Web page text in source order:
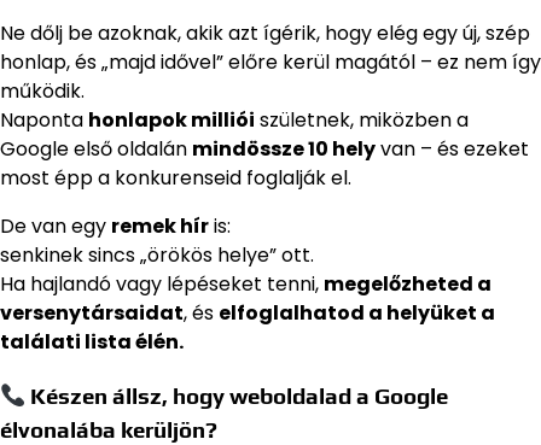
Ne dőlj be azoknak, akik azt ígérik, hogy elég egy új, szép
honlap, és „majd idővel” előre kerül magától – ez nem így
működik.
Naponta honlapok milliói születnek, miközben a
Google első oldalán mindössze 10 helyvan – és ezeket
most épp a konkurenseid foglalják el.
De van egy remek híris:
senkinek sincs „örökös helye” ott.
Ha hajlandó vagy lépéseket tenni, megelőzheted a
versenytársaidat, és elfoglalhatod a helyüket a
találati lista élén.
Készen állsz, hogy weboldalad a Google
élvonalába kerüljön?